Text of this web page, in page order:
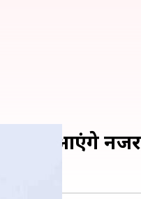
खट्टर आएंगे नजर